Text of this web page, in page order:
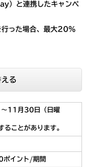
）と連携したキャンペ
った場合、最大20％
る
11月30日（日曜
ことがあります。
イント/期間